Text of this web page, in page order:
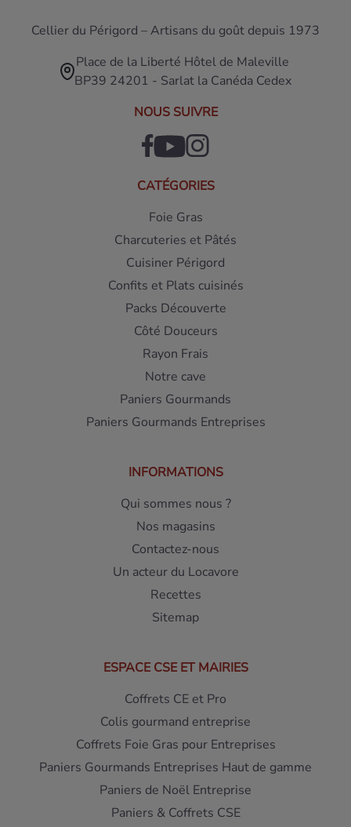
Cellier du Périgord – Artisans du goût depuis 1973
Place de la Liberté Hôtel de Maleville
BP39 24201 - Sarlat la Canéda Cedex
NOUS SUIVRE
CATÉGORIES
Foie Gras
Charcuteries et Pâtés
Cuisiner Périgord
Confits et Plats cuisinés
Packs Découverte
Côté Douceurs
Rayon Frais
Notre cave
Paniers Gourmands
Paniers Gourmands Entreprises
INFORMATIONS
Qui sommes nous ?
Nos magasins
Contactez-nous
Un acteur du Locavore
Recettes
Sitemap
ESPACE CSE ET MAIRIES
Coffrets CE et Pro
Colis gourmand entreprise
Coffrets Foie Gras pour Entreprises
Paniers Gourmands Entreprises Haut de gamme
Paniers de Noël Entreprise
Paniers & Coffrets CSE